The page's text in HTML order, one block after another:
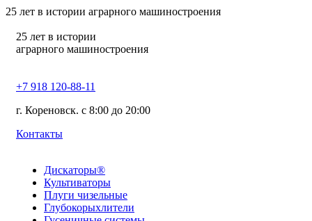
25 лет в истории аграрного машиностроения
25 лет в истории
аграрного машиностроения
+7 918 120-88-11
г. Кореновск. c 8:00 до 20:00
Контакты
Дискаторы®
Культиваторы
Плуги чизельные
Глубокорыхлители